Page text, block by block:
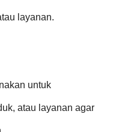
layanan.
untuk
atau layanan agar